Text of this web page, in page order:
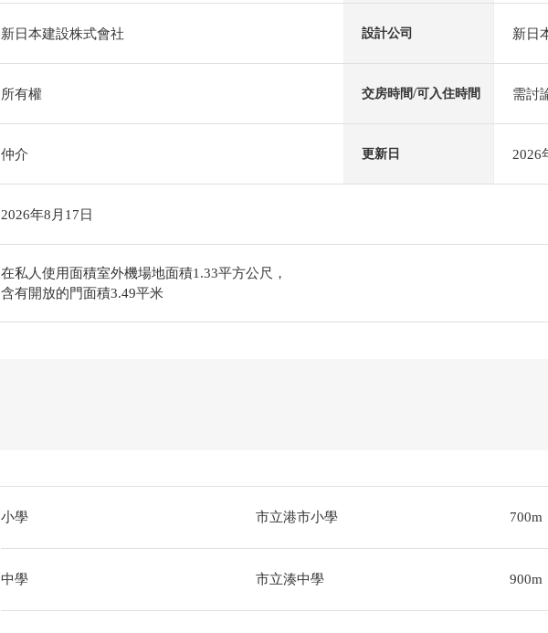
新日本建設株式會社 設計公司 新日
所有權 交房時間/可入住時間 需討
仲介 更新日 2026
2026年8月17日
在私人使用面積室外機場地面積1.33平方公尺，
含有開放的門面積3.49平米
小學 市立港市小學 700m
中學 市立湊中學 900m